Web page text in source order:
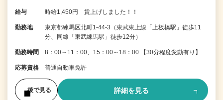
給与 時給1,450円 賃上げしました！！
勤務地
東京都練馬区北町1-44-3（東武東上線「上板橋駅」徒歩11
分、同線「東武練馬駅」徒歩12分）
勤務時間 8：00～11：00、15：00～18：00 【30分程度変動有り】
応募資格 普通自動車免許
後で見る 詳細を見る